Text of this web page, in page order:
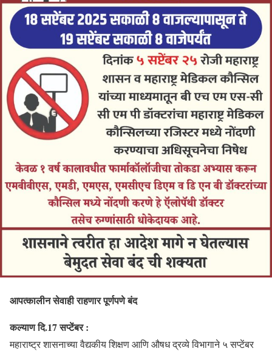
आपत्कालीन सेवाही राहणार पूर्णपणे बंद
कल्याण दि.17 सप्टेंबर :
महाराष्ट्र शासनाच्या वैद्यकीय शिक्षण आणि औषध द्रव्ये विभागाने ५ सप्टेंबर